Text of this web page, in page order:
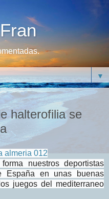
▼
halterofilia se
nuestros deportistas
España en unas buenas
juegos del mediterraneo